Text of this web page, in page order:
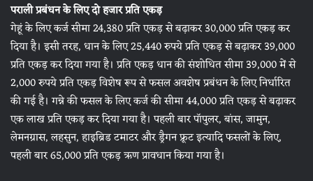
पराली प्रबंधन के लिए दो हजार प्रति एकड़
गेहूं के लिए कर्ज सीमा 24,380 प्रति एकड़ से बढ़ाकर 30,000 प्रति एकड़ कर
दिया है। इसी तरह, धान के लिए 25,440 रुपये प्रति एकड़ से बढ़ाकर 39,000
प्रति एकड़ कर दिया गया है। प्रति एकड़ धान की संशोधित सीमा 39,000 में से
2,000 रुपये प्रति एकड़ विशेष रूप से फसल अवशेष प्रबंधन के लिए निर्धारित
की गई है। गन्ने की फसल के लिए कर्ज की सीमा 44,000 प्रति एकड़ से बढ़ाकर
एक लाख प्रति एकड़ कर दिया गया है। पहली बार पॉपुलर, बांस, जामुन,
लेमनग्रास, लहसुन, हाइब्रिड टमाटर और ड्रैगन फ्रूट इत्यादि फसलों के लिए,
पहली बार 65,000 प्रति एकड़ ऋण प्रावधान किया गया है।